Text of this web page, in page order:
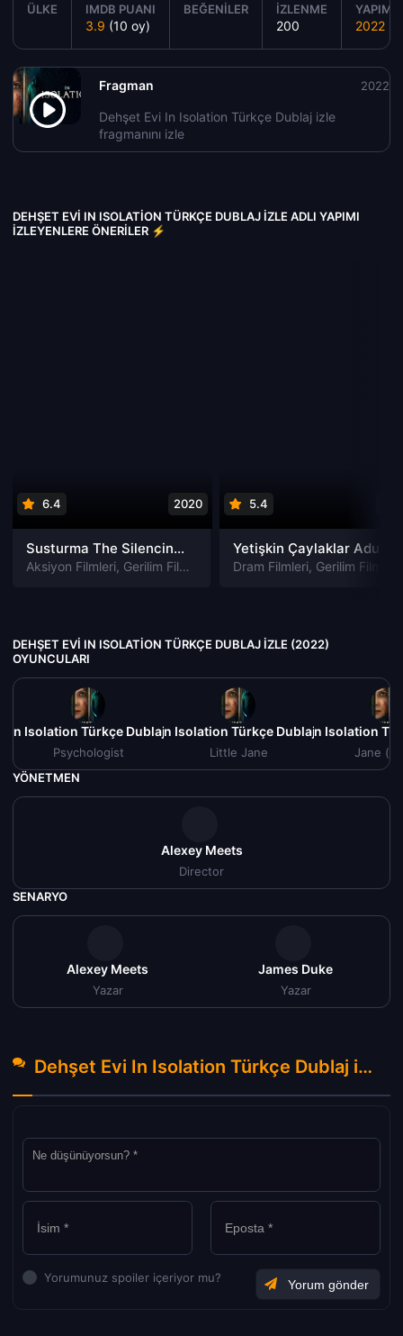
ÜLKE IMDB PUANI
3.9 (10 oy)
BEĞENILER İZLENME
200
YAPIM
2022
Fragman
Dehşet Evi In Isolation Türkçe Dublaj izle
fragmanını izle
2022
DEHŞET EVI IN ISOLATION TÜRKÇE DUBLAJ IZLE ADLI YAPIMI
İZLEYENLERE ÖNERILER ⚡
6.4 2020
Susturma The Silencing izle
Aksiyon Filmleri, Gerilim Filmleri Gizem Filmleri,Suç Filmleri
5.4
Dram Filmleri, Gerilim Filmleri
DEHŞET EVI IN ISOLATION TÜRKÇE DUBLAJ IZLE (2022)
OYUNCULARI
In Isolation Türkçe Dublaj izle (2022)
Psychologist
Dehşet Evi In Isolation Türkçe Dublaj izle (2022)
Little Jane
Dehşet Evi In Isolation
Jane
YÖNETMEN
Alexey Meets
Director
SENARYO
Alexey Meets
Yazar
James Duke
Yazar
Dehşet Evi In Isolation Türkçe Dublaj izle (2022) Hakkında Yorumlar
Yorumunuz spoiler içeriyor mu?